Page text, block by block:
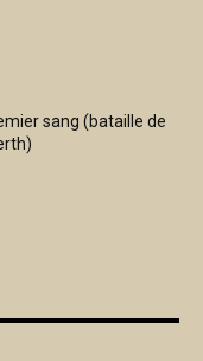
sang (bataille de